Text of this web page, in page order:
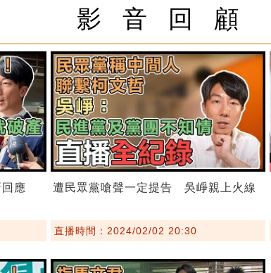
影 音 回 顧
應 遭民眾黨嗆聲一定提告 吳崢親上火線
直播時間：2024/02/02 20:30